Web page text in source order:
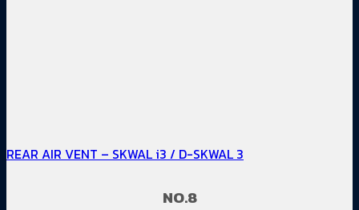
REAR AIR VENT – SKWAL i3 / D-SKWAL 3
NO.8